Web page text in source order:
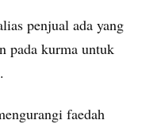
penjual ada yang
pada kurma untuk
faedah